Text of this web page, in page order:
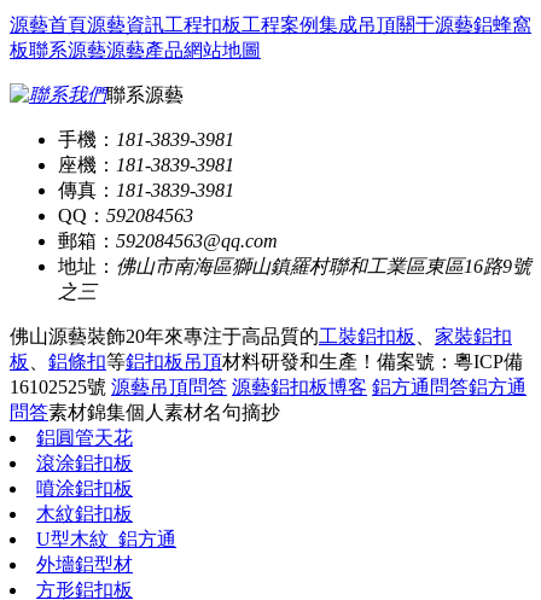
源藝首頁源藝資訊工程扣板工程案例集成吊頂關于源藝鋁蜂窩
板聯系源藝源藝產品網站地圖
聯系源藝
手機： 181-3839-3981
座機： 181-3839-3981
傳真： 181-3839-3981
QQ： 592084563
郵箱： 592084563@qq.com
地址： 佛山市南海區獅山鎮羅村聯和工業區東區16路9號
之三
佛山源藝裝飾20年來專注于高品質的工裝鋁扣板 、 家裝鋁扣
板 、 鋁條扣等鋁扣板吊頂材料研發和生產！ 備案號：粵ICP備
16102525號 源藝吊頂問答 源藝鋁扣板博客 鋁方通問答鋁方通
問答素材錦集個人素材名句摘抄
鋁圓管天花
滾涂鋁扣板
噴涂鋁扣板
木紋鋁扣板
U型木紋_鋁方通
外墻鋁型材
方形鋁扣板